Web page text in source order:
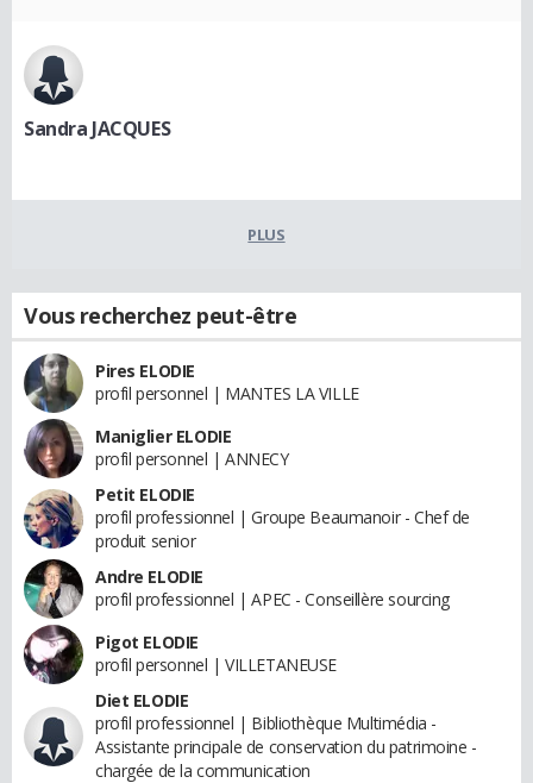
Sandra JACQUES
PLUS
Vous recherchez peut-être
Pires ELODIE
profil personnel | MANTES LA VILLE
Maniglier ELODIE
profil personnel | ANNECY
Petit ELODIE
profil professionnel | Groupe Beaumanoir - Chef de
produit senior
Andre ELODIE
profil professionnel | APEC - Conseillère sourcing
Pigot ELODIE
profil personnel | VILLETANEUSE
Diet ELODIE
profil professionnel | Bibliothèque Multimédia -
Assistante principale de conservation du patrimoine -
chargée de la communication